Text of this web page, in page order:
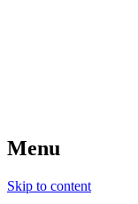
Menu
Skip to content